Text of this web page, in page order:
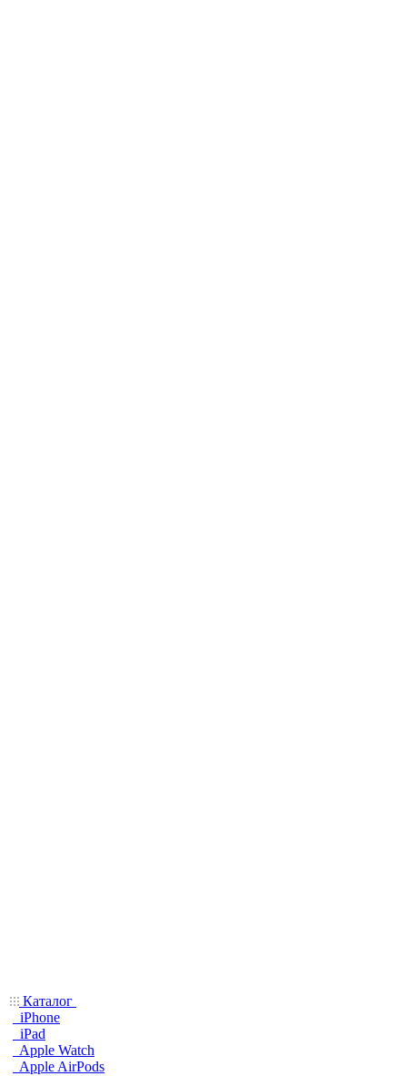
Каталог
iPhone
iPad
Apple Watch
Apple AirPods